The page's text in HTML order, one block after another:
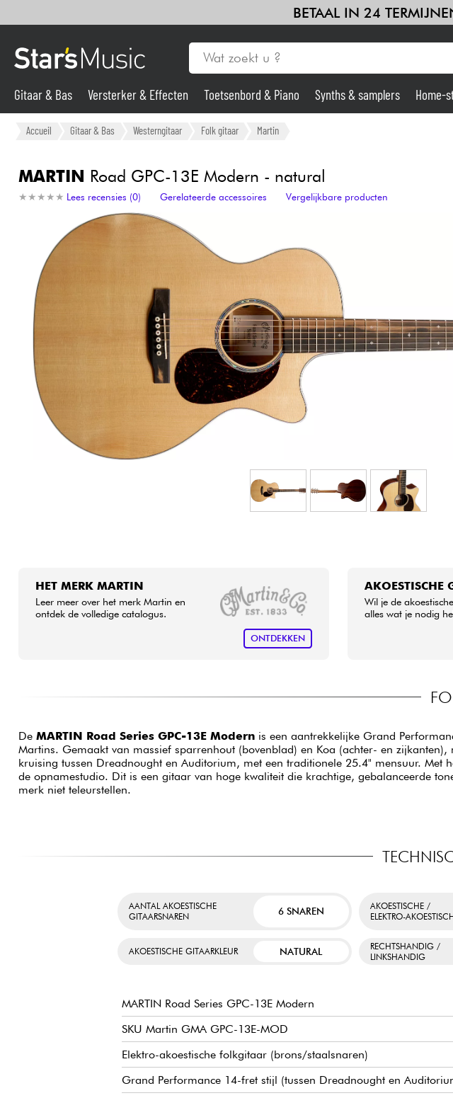
BETAAL IN 24
Gitaar & Bas
Synths & samplers
Licht
Sets
Gitaar & Bas Versterker & Effecten Toetsenbord & Piano Synths & samplers Home-
Accueil Gitaar & Bas Westerngitaar Folk gitaar Martin
MARTIN Road GPC-13E Modern - natural
★ ★ ★ ★ ★
★ ★ ★ ★ ★ Lees recensies (0) Gerelateerde accessoires Vergelijkbare producten
HET MERK MARTIN
Leer meer over het merk Martin en
ontdek de volledige catalogus.
ONTDEKKEN
AKOESTISCHE
Wil je de
alles wat je nodig
De MARTIN Road Series GPC-13E Modernis een aantrekkelijke Grand
Martins. Gemaakt van massief sparrenhout (bovenblad) en Koa (achter- en
kruising tussen Dreadnought en Auditorium, met een traditionele 25.4" mensuur. Met
de opnamestudio. Dit is een gitaar van hoge kwaliteit die krachtige, gebalanceerde
merk niet teleurstellen.
AANTAL AKOESTISCHE
GITAARSNAREN
6 SNAREN
AKOESTISCHE /
ELEKTRO-
AKOESTISCHE GITAARKLEUR NATURAL
RECHTSHANDIG /
LINKSHANDIG
MARTIN Road Series GPC-13E Modern
SKU Martin GMA GPC-13E-MOD
Elektro-akoestische folkgitaar (brons/staalsnaren)
Grand Performance 14-fret stijl (tussen Dreadnought en